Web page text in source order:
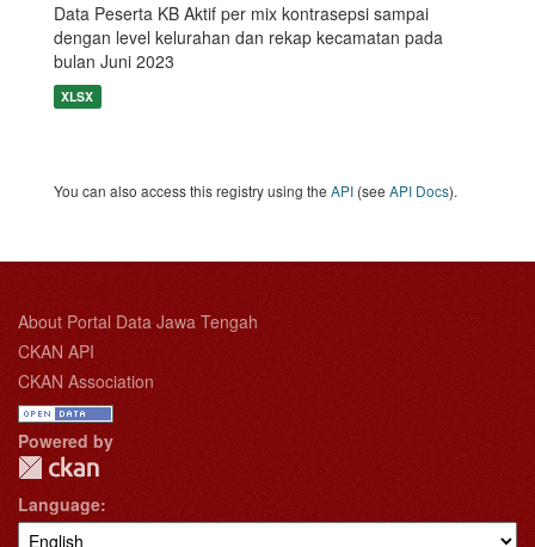
Data Peserta KB Aktif per mix kontrasepsi sampai
dengan level kelurahan dan rekap kecamatan pada
bulan Juni 2023
XLSX
You can also access this registry using the API (see API Docs).
About Portal Data Jawa Tengah
CKAN API
CKAN Association
Powered by
Language